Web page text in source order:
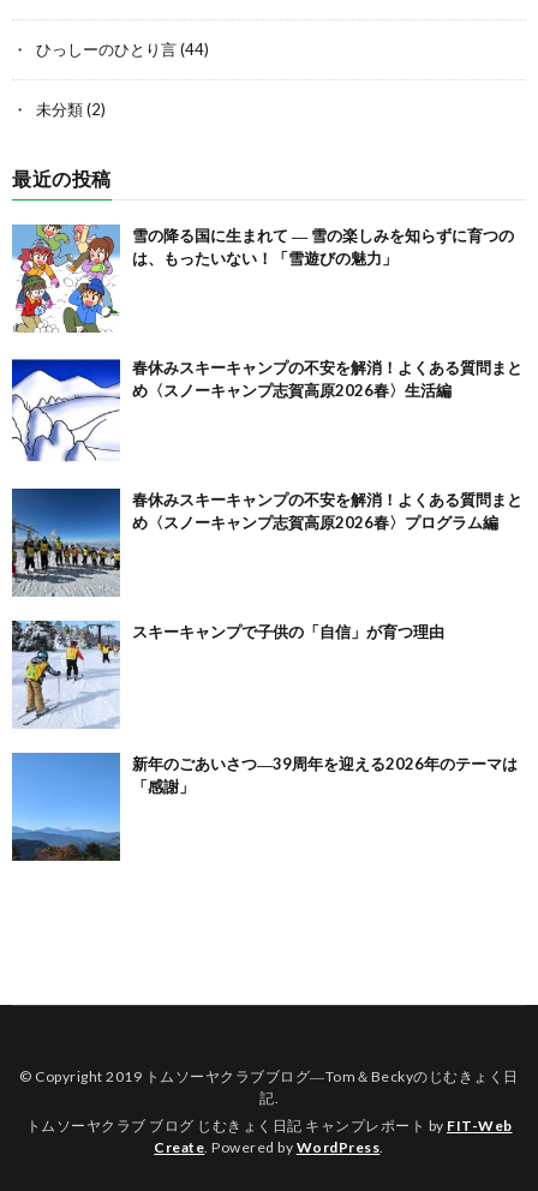
ひっしーのひとり言(44)
未分類(2)
最近の投稿
雪の降る国に生まれて ― 雪の楽しみを知らずに育つの
は、もったいない！「雪遊びの魅力」
春休みスキーキャンプの不安を解消！よくある質問まと
め〈スノーキャンプ志賀高原2026春〉生活編
春休みスキーキャンプの不安を解消！よくある質問まと
め〈スノーキャンプ志賀高原2026春〉プログラム編
スキーキャンプで子供の「自信」が育つ理由
新年のごあいさつ―39周年を迎える2026年のテーマは
「感謝」
© Copyright 2019 トムソーヤクラブブログ―Tom＆Beckyのじむきょく日
記.
トムソーヤクラブ ブログ じむきょく日記 キャンプレポート by FIT-Web
Create. Powered by WordPress.